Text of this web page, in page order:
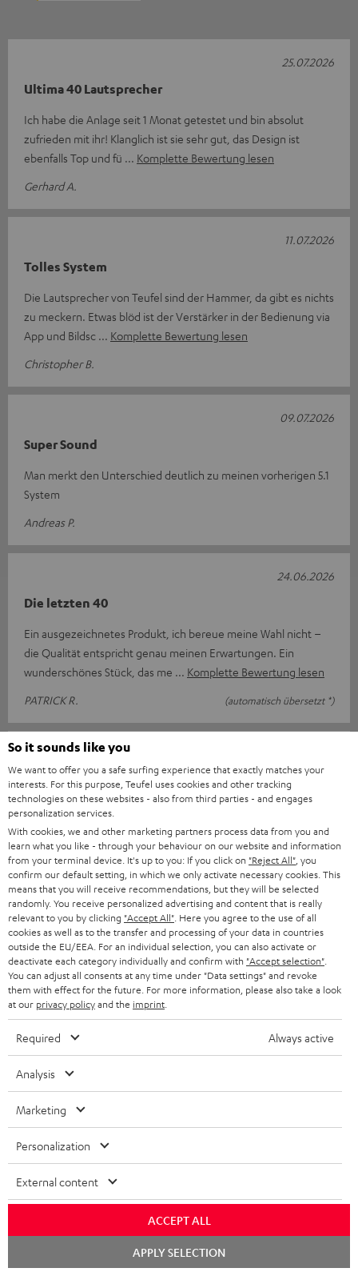
Ultima 40 Lautsprecher
Ich habe die Anlage seit 1 Monat getestet und bin absolut
zufrieden mit ihr! Klanglich ist sie sehr gut, das Design ist
ebenfalls Top und fü
Komplette Bewertung lesen
Gerhard A.
25.07.2026
Tolles System
Die Lautsprecher von Teufel sind der Hammer, da gibt es nichts
zu meckern. Etwas blöd ist der Verstärker in der Bedienung via
App und Bildsc
Komplette Bewertung lesen
Christopher B.
11.07.2026
Super Sound
Man merkt den Unterschied deutlich zu meinen vorherigen 5.1
System
Andreas P.
09.07.2026
Die letzten 40
Ein ausgezeichnetes Produkt, ich bereue meine Wahl nicht –
die Qualität entspricht genau meinen Erwartungen. Ein
wunderschönes Stück, das me
Komplette Bewertung lesen
PATRICK R.
(automatisch übersetzt *)
24.06.2026
Gute Kaufentscheidung
Tolle Anlage für gutes Geld. Dasa Einrichtenwar nocht
schwierig, die Bedienung des Denon X2800H DAB dagegen
schon. Die Speakerabstimmung spe
Komplette Bewertung lesen
Jürgen G.
Wunderschönes Set
Nach Erhalt habe ich gewartet, bis alles komplett war. Ich
Player kam später), habe
Komplette Bewertung lesen
Rita v.
04.06.2026
ULTIMA 40 Surround mit Receiver DENON X2800H
Super schöne Anlage und einfach für die Inbetriebnahme.
Extrem guter und hochwertiger Sound. Sehr viele
Komplette Bewertung lesen
24.04.2026
So it sounds like you
We want to offer you a safe surfing experience that exactly matches your
interests. For this purpose, Teufel uses cookies and other tracking
technologies on these websites - also from third parties - and engages
personalization services.
With cookies, we and other marketing partners process data from you and
learn what you like - through your behaviour on our website and information
from your terminal device. It's up to you: If you click on "Reject All" , you
confirm our default setting, in which we only activate necessary cookies. This
means that you will receive recommendations, but they will be selected
randomly. You receive personalized advertising and content that is really
relevant to you by clicking "Accept All" . Here you agree to the use of all
cookies as well as to the transfer and processing of your data in countries
outside the EU/EEA. For an individual selection, you can also activate or
deactivate each category individually and confirm with "Accept selection"
You can adjust all consents at any time under "Data settings" and revoke
them with effect for the future. For more information, please also take a look
at our privacy policyand the imprint
Required Always active
Analysis
Marketing
Personalization
External content
ACCEPT ALL
APPLY SELECTION